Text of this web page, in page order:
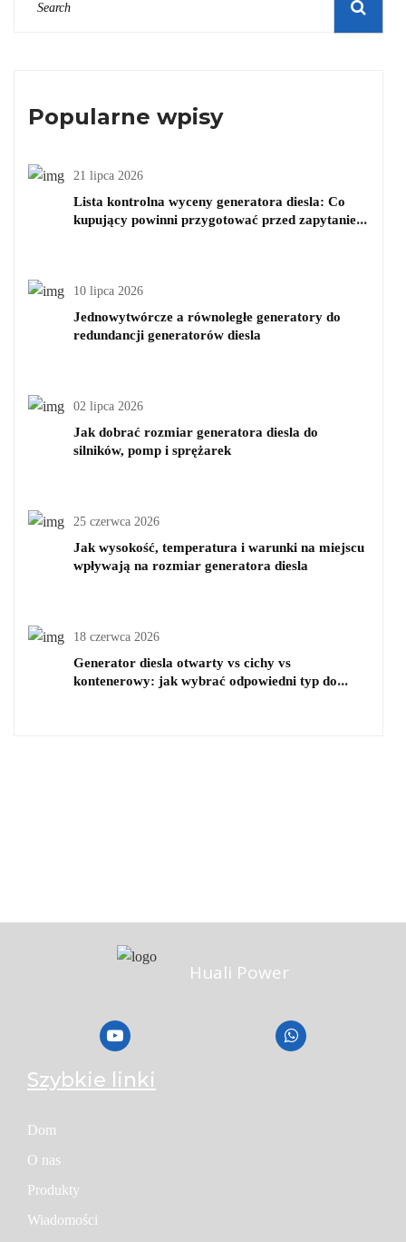
Popularne wpisy
21 lipca 2026
Lista kontrolna wyceny generatora diesla: Co
kupujący powinni przygotować przed zapytaniem
10 lipca 2026
Jednowytwórcze a równoległe generatory do
redundancji generatorów diesla
02 lipca 2026
Jak dobrać rozmiar generatora diesla do
silników, pomp i sprężarek
25 czerwca 2026
Jak wysokość, temperatura i warunki na miejscu
wpływają na rozmiar generatora diesla
18 czerwca 2026
Generator diesla otwarty vs cichy vs
kontenerowy: jak wybrać odpowiedni typ do
Huali Power
Szybkie linki
Dom
O nas
Produkty
Wiadomości